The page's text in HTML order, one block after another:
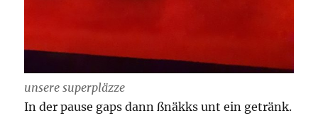
unsere superpläzze
In der pause gaps dann ßnäkks unt ein getränk.